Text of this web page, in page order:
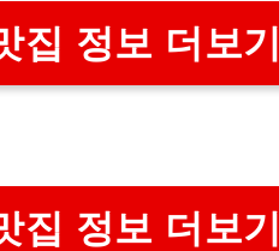
집 정보 더보기
집 정보 더보기